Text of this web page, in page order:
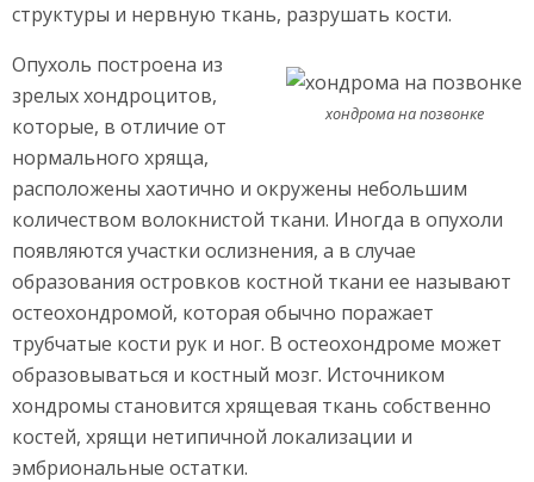
структуры и нервную ткань, разрушать кости.
хондрома на позвонке
Опухоль построена из
зрелых хондроцитов,
которые, в отличие от
нормального хряща,
расположены хаотично и окружены небольшим
количеством волокнистой ткани. Иногда в опухоли
появляются участки ослизнения, а в случае
образования островков костной ткани ее называют
остеохондромой, которая обычно поражает
трубчатые кости рук и ног. В остеохондроме может
образовываться и костный мозг. Источником
хондромы становится хрящевая ткань собственно
костей, хрящи нетипичной локализации и
эмбриональные остатки.